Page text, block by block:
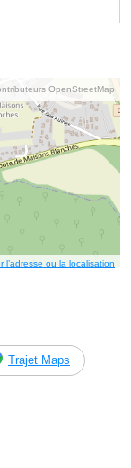
OpenStreetMap
l’adresse ou la localisation
Trajet Maps